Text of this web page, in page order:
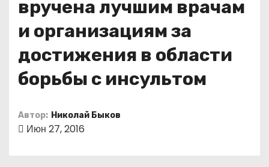
вручена лучшим врачам
и организациям за
достижения в области
борьбы с инсультом
Автор: Николай Быков
Июн 27, 2016